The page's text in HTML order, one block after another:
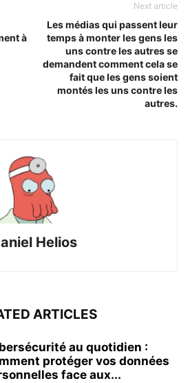
à
Next article
Les médias qui passent leur
temps à monter les gens les
uns contre les autres se
demandent comment cela se
fait que les gens soient
montés les uns contre les
autres.
Helios
ARTICLES
au quotidien :
protéger vos données
face aux...